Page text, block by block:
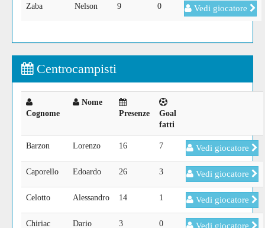
Zaba Nelson 9 0 Vedi giocatore
Centrocampisti
Cognome
Nome
Presenze
Goal
fatti
Barzon Lorenzo 16 7 Vedi giocatore
Caporello Edoardo 26 3 Vedi giocatore
Celotto Alessandro 14 1 Vedi giocatore
Chiriac Dario 3 0 Vedi giocatore